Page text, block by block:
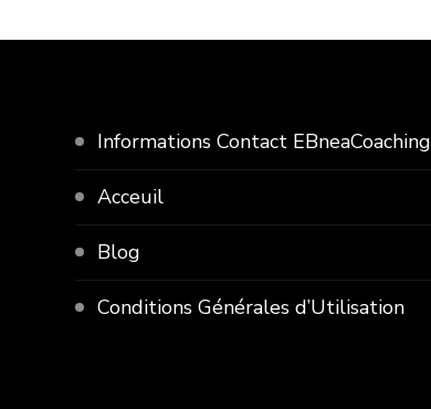
Informations Contact EBneaCoaching
Acceuil
Blog
Conditions Générales d’Utilisation